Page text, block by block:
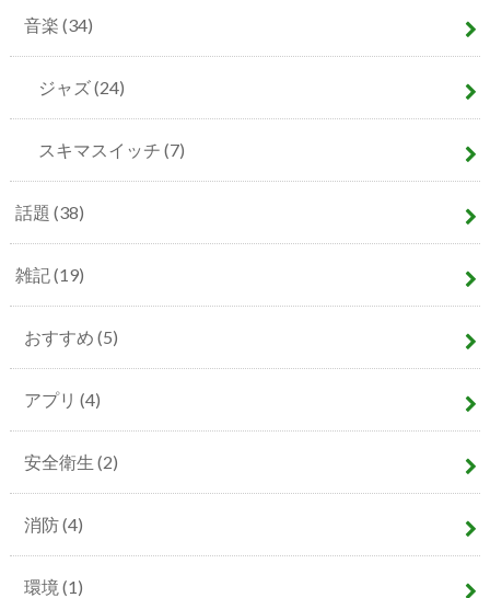
音楽 (34)
ジャズ(24)
スキマスイッチ (7)
話題 (38)
雑記 (19)
おすすめ (5)
アプリ (4)
安全衛生 (2)
消防(4)
環境 (1)